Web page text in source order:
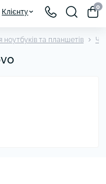
Клієнту
0
та планшетів